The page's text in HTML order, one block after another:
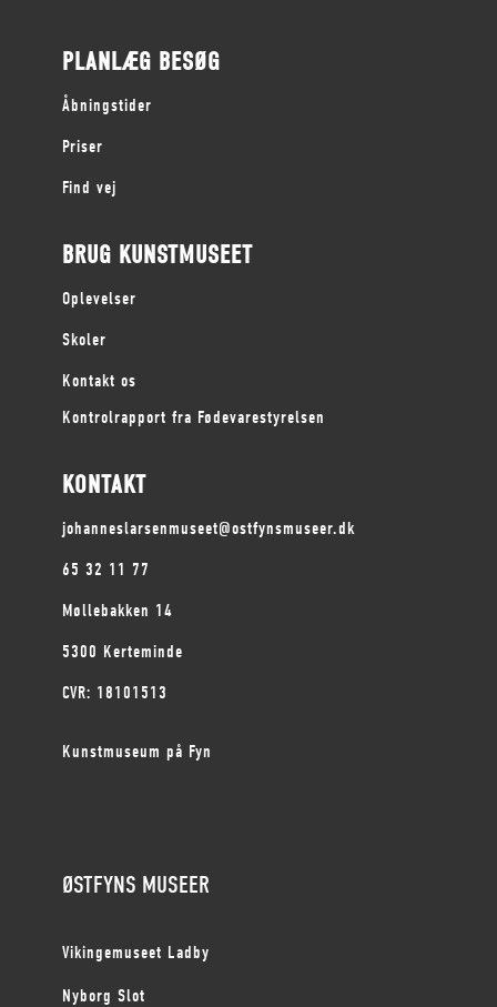
PLANLÆG BESØG
Åbningstider
Priser
Find vej
BRUG KUNSTMUSEET
Oplevelser
Skoler
Kontakt os
Kontrolrapport fra Fødevarestyrelsen
KONTAKT
johanneslarsenmuseet@ostfynsmuseer.dk
65 32 11 77
Møllebakken 14
5300 Kerteminde
CVR: 18101513
Kunstmuseum på Fyn
ØSTFYNS MUSEER
Vikingemuseet Ladby
Nyborg Slot